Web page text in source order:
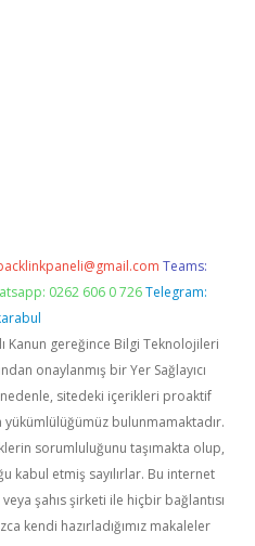
Teams:
0262 606 0 726 Telegram:
Kanun gereğince Bilgi Teknolojileri
onaylanmış bir Yer Sağlayıcı
sitedeki içerikleri proaktif
bulunmamaktadır.
sorumluluğunu taşımakta olup,
kabul etmiş sayılırlar. Bu internet
şahıs şirketi ile hiçbir bağlantısı
kendi hazırladığımız makaleler